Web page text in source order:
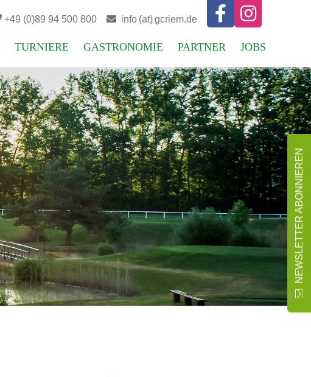
+49 (0)89 94 500 800  info (at) gcriem.de  
TURNIERE
Turnierkalender
Turnierserien
Matchplay
Wettspielordnung
Platzregeln
Handicap abfragen
GASTRONOMIE
Wirtshaus zur Rennbahn
PARTNER
Unsere Partner
Engel & Völkers
Greenfee-Koop.
JOBS

NEWSLETTER ABONNIEREN